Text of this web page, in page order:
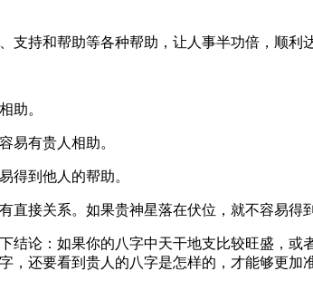
持和帮助等各种帮助，让人事半功倍，顺利
助。
易有贵人相助。
得到他人的帮助。
接关系。如果贵神星落在伏位，就不容易得
论：如果你的八字中天干地支比较旺盛，
还要看到贵人的八字是怎样的，才能够更加